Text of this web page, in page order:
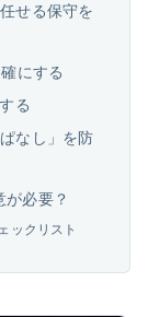
せる保守を
にする
る
なし」を防
が必要？
ックリスト